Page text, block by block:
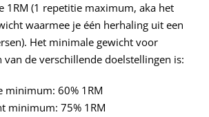
1RM (1 repetitie maximum, aka het
waarmee je één herhaling uit een
Het minimale gewicht voor
van de verschillende doelstellingen is:
minimum: 60% 1RM
minimum: 75% 1RM